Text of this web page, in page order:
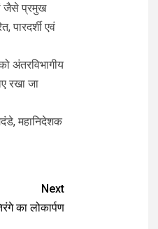
जैसे प्रमुख
पारदर्शी एवं
अंतरविभागीय
रखा जा
महानिदेशक
Next
का लोकार्पण